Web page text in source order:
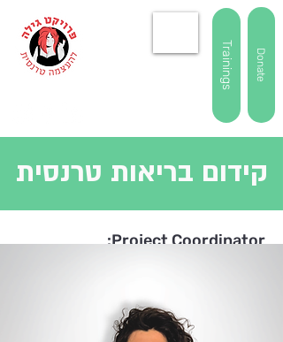
Donate
Trainings
קידום בריאות טרנסית
Project Coordinator: